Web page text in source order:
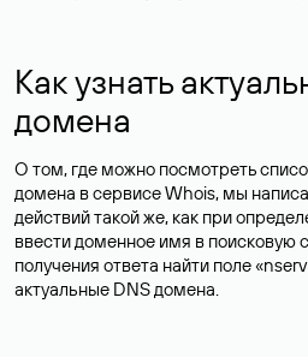
Как узнать
домена
О том, где можно посмотреть
домена в сервисе Whois, мы
действий такой же, как при
ввести доменное имя в поисковую
получения ответа найти поле
актуальные DNS домена.